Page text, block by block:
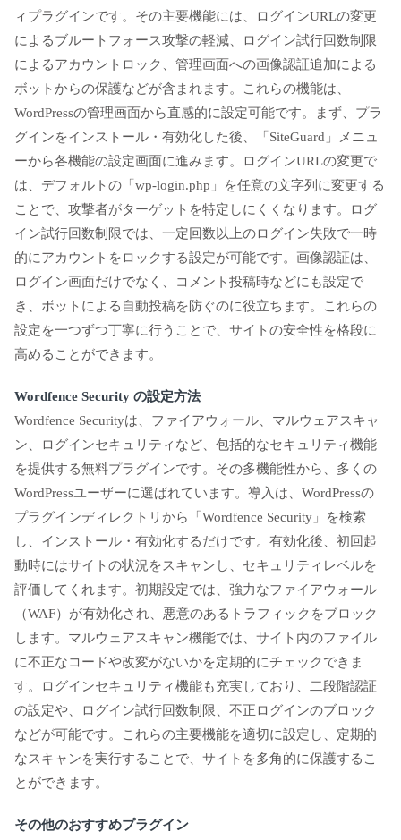
ィプラグインです。その主要機能には、ログインURLの変更
によるブルートフォース攻撃の軽減、ログイン試行回数制限
によるアカウントロック、管理画面への画像認証追加による
ボットからの保護などが含まれます。これらの機能は、
WordPressの管理画面から直感的に設定可能です。まず、プラ
グインをインストール・有効化した後、「SiteGuard」メニュ
ーから各機能の設定画面に進みます。ログインURLの変更で
は、デフォルトの「wp-login.php」を任意の文字列に変更する
ことで、攻撃者がターゲットを特定しにくくなります。ログ
イン試行回数制限では、一定回数以上のログイン失敗で一時
的にアカウントをロックする設定が可能です。画像認証は、
ログイン画面だけでなく、コメント投稿時などにも設定で
き、ボットによる自動投稿を防ぐのに役立ちます。これらの
設定を一つずつ丁寧に行うことで、サイトの安全性を格段に
高めることができます。
Wordfence Security の設定方法
Wordfence Securityは、ファイアウォール、マルウェアスキャ
ン、ログインセキュリティなど、包括的なセキュリティ機能
を提供する無料プラグインです。その多機能性から、多くの
WordPressユーザーに選ばれています。導入は、WordPressの
プラグインディレクトリから「Wordfence Security」を検索
し、インストール・有効化するだけです。有効化後、初回起
動時にはサイトの状況をスキャンし、セキュリティレベルを
評価してくれます。初期設定では、強力なファイアウォール
（WAF）が有効化され、悪意のあるトラフィックをブロック
します。マルウェアスキャン機能では、サイト内のファイル
に不正なコードや改変がないかを定期的にチェックできま
す。ログインセキュリティ機能も充実しており、二段階認証
の設定や、ログイン試行回数制限、不正ログインのブロック
などが可能です。これらの主要機能を適切に設定し、定期的
なスキャンを実行することで、サイトを多角的に保護するこ
とができます。
その他のおすすめプラグイン